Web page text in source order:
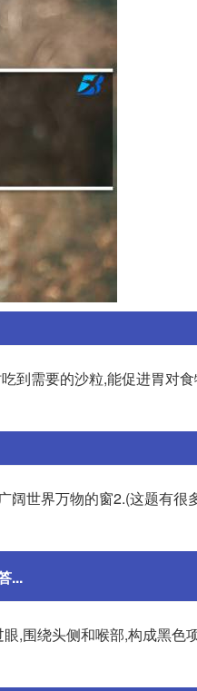
需要的沙粒,能促进胃对食
世界万物的窗2.(这题有很
...
,围绕头侧和喉部,构成黑色